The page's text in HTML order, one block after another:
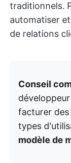
traditionnels.
automatiser
de relations
Conseil
facturer
types
modèle de